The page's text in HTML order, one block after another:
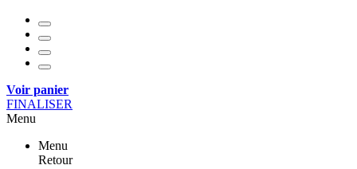
Voir panier
FINALISER
Menu
Menu
Retour